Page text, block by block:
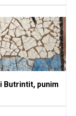
Butrintit, punim